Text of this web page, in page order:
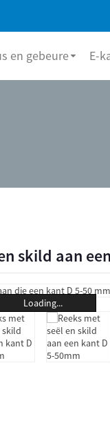
en gebeure E-
skild aan
Loading...